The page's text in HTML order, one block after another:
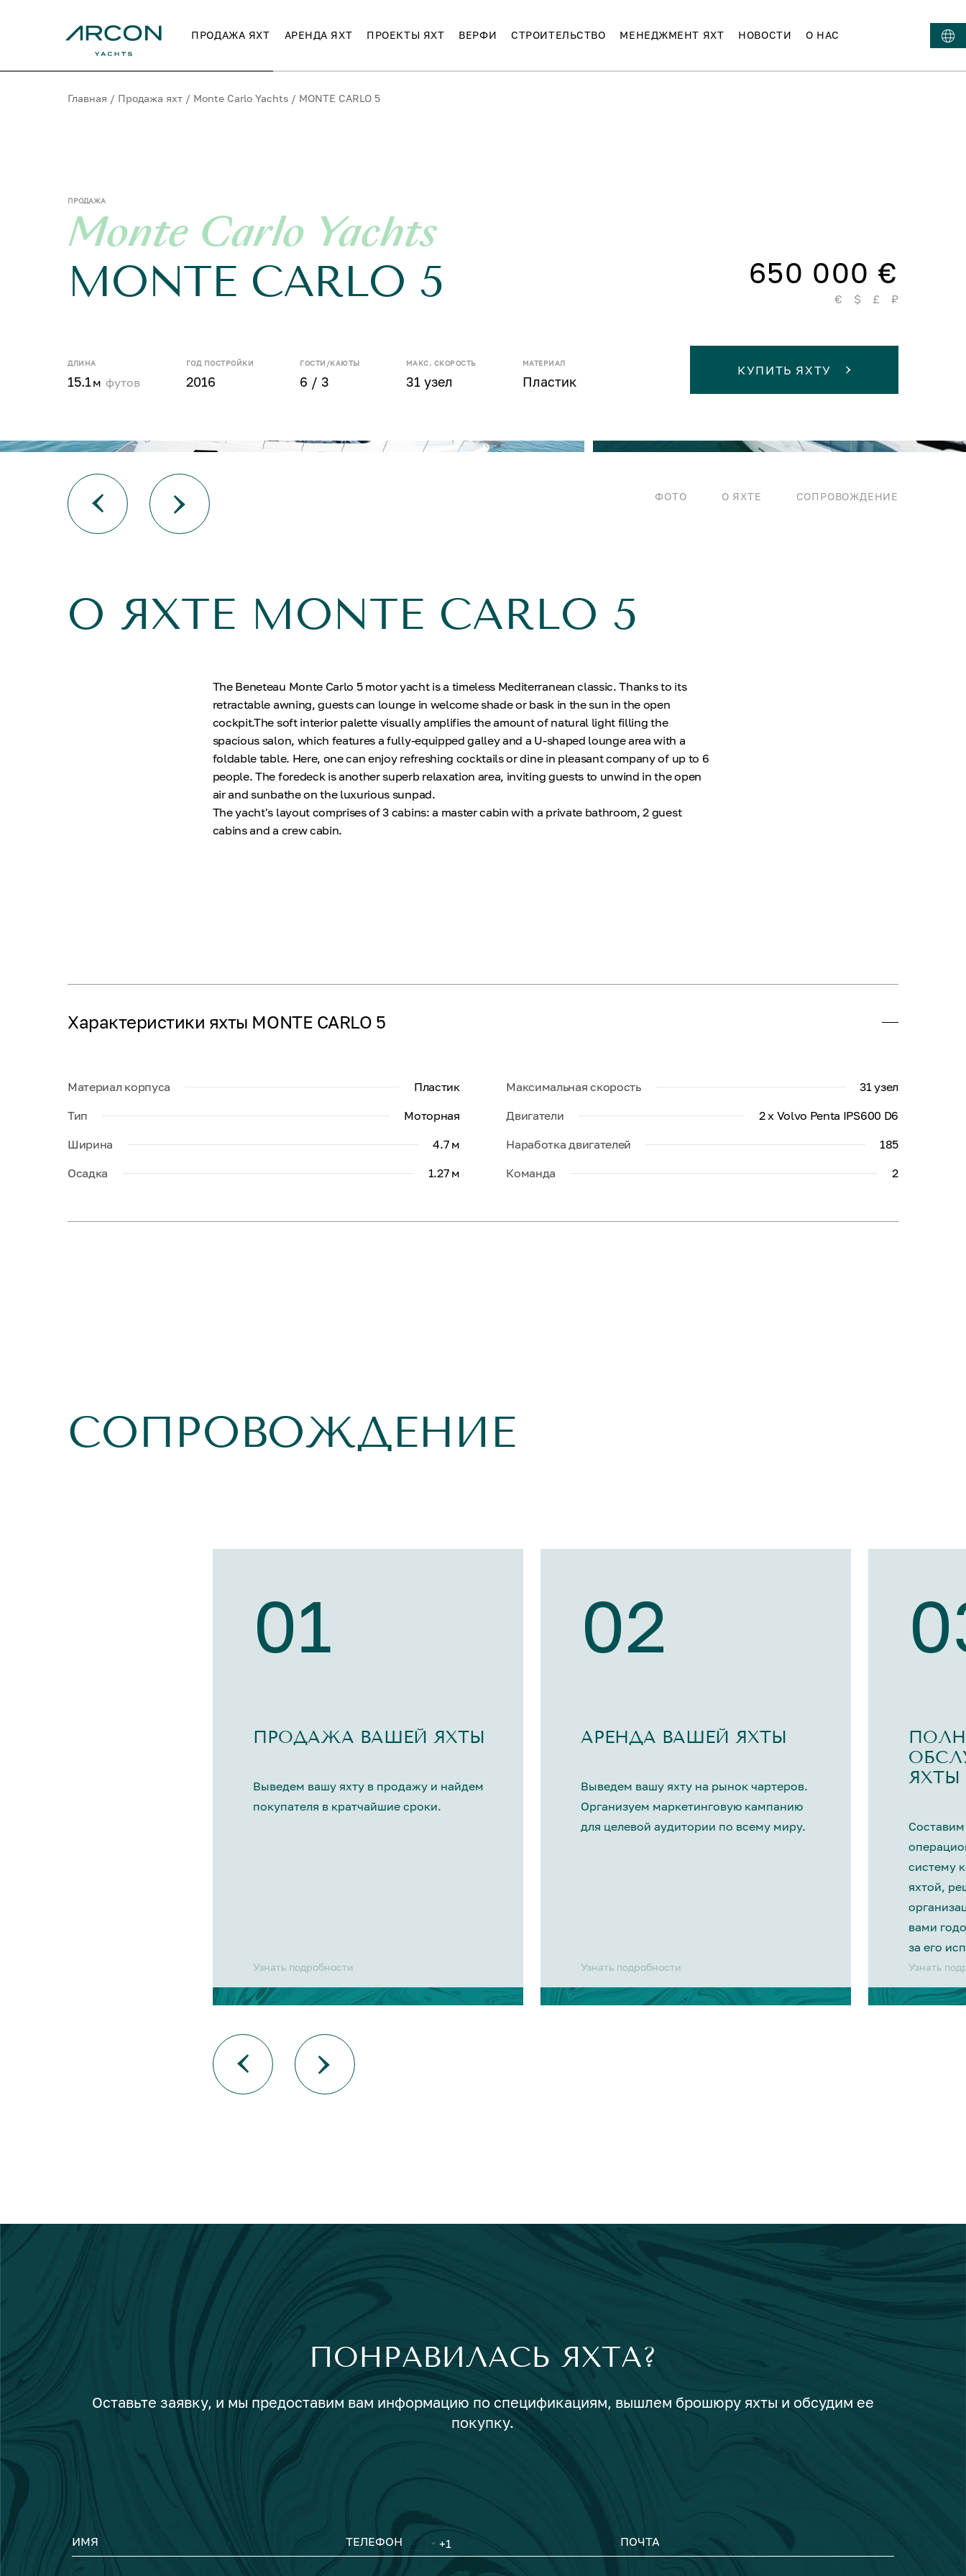
ПРОДАЖА ЯХТ АРЕНДА ЯХТ ПРОЕКТЫ ЯХТ ВЕРФИ СТРОИТЕЛЬСТВО МЕНЕДЖМЕНТ ЯХТ НОВОСТИ О НАС
Главная / Продажа яхт / Monte Carlo Yachts / MONTE CARLO 5
ПРОДАЖА
Monte Carlo Yachts
MONTE CARLO 5 650 000 €
€ $ £ ₽
ДЛИНА
15.1 м футов
ГОД ПОСТРОЙКИ
2016
ГОСТИ/КАЮТЫ
6 / 3
МАКС. СКОРОСТЬ
31 узел
МАТЕРИАЛ
Пластик
КУПИТЬ ЯХТУ
ФОТО О ЯХТЕ СОПРОВОЖДЕНИЕ
О ЯХТЕ MONTE CARLO 5
The Beneteau Monte Carlo 5 motor yacht is a timeless Mediterranean classic. Thanks to its
retractable awning, guests can lounge in welcome shade or bask in the sun in the open
cockpit.The soft interior palette visually amplifies the amount of natural light filling the
spacious salon, which features a fully-equipped galley and a U-shaped lounge area with a
foldable table. Here, one can enjoy refreshing cocktails or dine in pleasant company of up to 6
people. The foredeck is another superb relaxation area, inviting guests to unwind in the open
air and sunbathe on the luxurious sunpad.
The yacht's layout comprises of 3 cabins: a master cabin with a private bathroom, 2 guest
cabins and a crew cabin.
Характеристики яхты MONTE CARLO 5
Материал корпуса
Пластик
Тип
Моторная
Ширина
4.7 м
Осадка
1.27 м
Максимальная скорость
31 узел
Двигатели
2 x Volvo Penta IPS600 D6
Наработка двигателей
185
Команда
2
СОПРОВОЖДЕНИЕ
01
ПРОДАЖА ВАШЕЙ ЯХТЫ
Выведем вашу яхту в продажу и найдем
покупателя в кратчайшие сроки.
Узнать подробности
02
АРЕНДА ВАШЕЙ ЯХТЫ
Выведем вашу яхту на рынок чартеров.
Организуем маркетинговую кампанию
для целевой аудитории по всему миру.
Узнать подробности
ЯХТЫ
систему
яхтой,
вами
за его
Узнать
ПОНРАВИЛАСЬ ЯХТА?
Оставьте заявку, и мы предоставим вам информацию по спецификациям, вышлем брошюру яхты и обсудим ее
покупку.
ИМЯ ТЕЛЕФОН ПОЧТА